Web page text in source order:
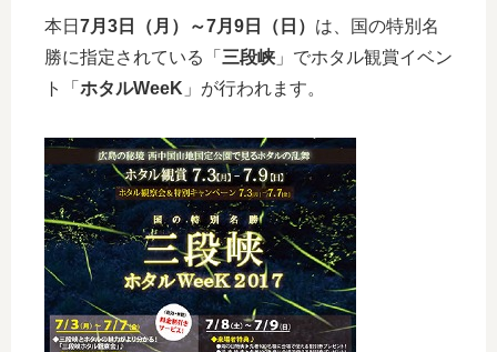
本日 7月3日（月）～7月9日（日） は、国の特別名
勝に指定されている「 三段峡 」でホタル観賞イベン
ト「 ホタルWeeK 」が行われます。